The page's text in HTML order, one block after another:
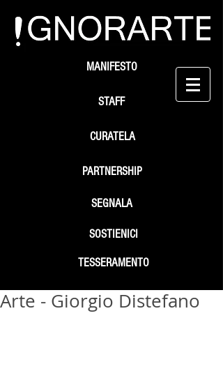
STAFF
SEGNALA
SOSTIENICI
MANIFESTO
PARTNERSHIP
TESSERAMENTO
CURATELA
Arte - Giorgio Distefano